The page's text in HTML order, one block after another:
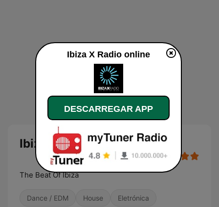
Ibiza X Radio
The Beat Of Ibiza
Dance / EDM House Eletrónica
Ibiza X Radio online
DESCARREGAR APP